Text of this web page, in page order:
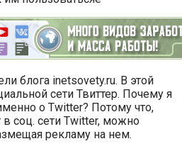
блога inetsovety.ru. В этой
сети Твиттер. Почему я
о Twitter? Потому что,
в соц. сети Twitter, можно
рекламу на нем.